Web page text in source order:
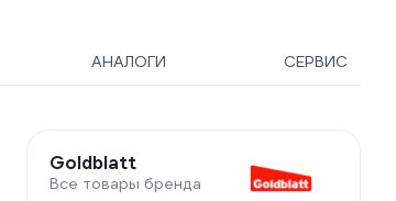
АНАЛОГИ СЕРВИС
Goldblatt
Все товары бренда